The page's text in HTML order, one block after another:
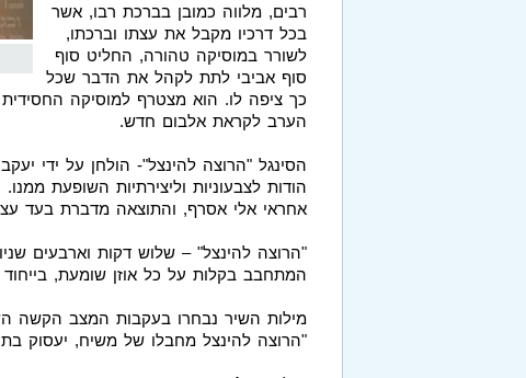
רבים, מלווה כמובן בברכת רבו, אשר
בכל דרכיו מקבל את עצתו וברכתו,
לשורר במוסיקה טהורה, החליט סוף
סוף אביבי לתת לקהל את הדבר שכל
כך ציפה לו. הוא מצטרף למוסיקה
הערב לקראת אלבום חדש.
הסינגל "הרוצה להינצל"- הולחן על ידי
הודות לצבעוניות וליצירתיות השופעת
אחראי אלי אסרף, והתוצאה מדברת בעד
"הרוצה להינצל" – שלוש דקות וארבעים
המתחבב בקלות על כל אוזן שומעת,
מילות השיר נבחרו בעקבות המצב הקשה
"הרוצה להינצל מחבלו של משיח, יעסוק